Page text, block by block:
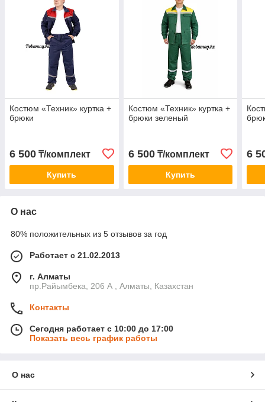
Костюм «Техник» куртка +
брюки
6 500 ₸/комплект
Купить
Костюм «Техник» куртка +
брюки зеленый
6 500₸/комплект
Купить
6
О нас
80% положительных из 5 отзывов за год
Работает с 21.02.2013
г. Алматы
пр.Райымбека, 206 А , Алматы, Казахстан
Контакты
Сегодня работает с 10:00 до 17:00
Показать весь график работы
О нас